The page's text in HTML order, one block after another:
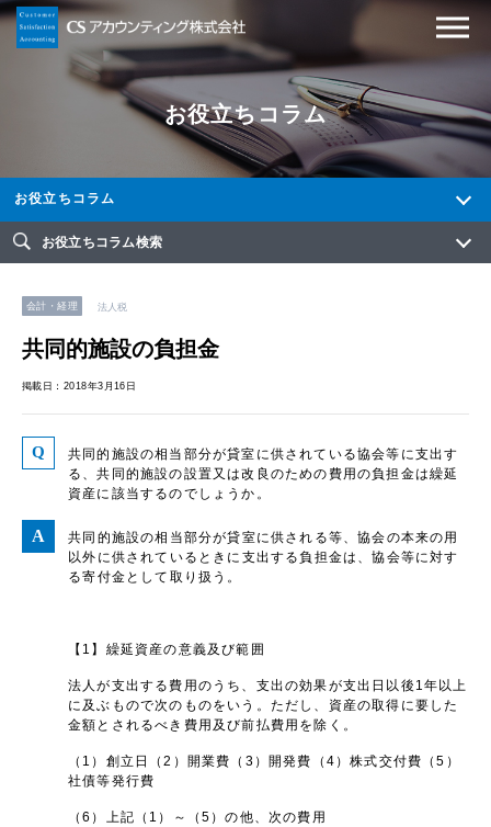
お役立ちコラム
お役立ちコラム
お役立ちコラム検索
会計・経理 法人税
共同的施設の負担金
掲載日：2018年3月16日
共同的施設の相当部分が貸室に供されている協会等に支出す
る、共同的施設の設置又は改良のための費用の負担金は繰延
資産に該当するのでしょうか。
共同的施設の相当部分が貸室に供される等、協会の本来の用
以外に供されているときに支出する負担金は、協会等に対す
る寄付金として取り扱う。
【1】繰延資産の意義及び範囲
法人が支出する費用のうち、支出の効果が支出日以後1年以上
に及ぶもので次のものをいう。ただし、資産の取得に要した
金額とされるべき費用及び前払費用を除く。
（1）創立日（2）開業費（3）開発費（4）株式交付費（5）
社債等発行費
（6）上記（1）～（5）の他、次の費用